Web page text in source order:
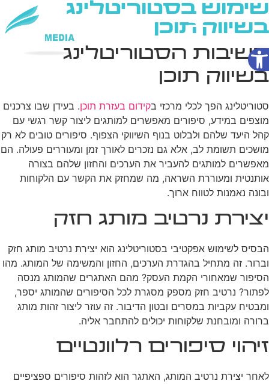
פתח סרגל נגישות
שימוש בסטוריטלינג
בשיווק תוכן
חשיבות הסטוריטלינג
בשיווק תוכן
סטוריטלינג הפך לכלי מרכזי בקידום בעזרת תוכן. בעידן שבו צרכנים
מוצפים במידע, סיפורים מאפשרים למותגים ליצור קשר רגשי עם
קהל היעד שלהם ולבלוט בנוף השיווקי הצפוף. סיפורים טובים לא רק
מושכים תשומת לב, אלא גם נזכרים לאורך זמן ומעוררים פעולה. הם
מאפשרים למותגים להעביר את הערכים והחזון שלהם בצורה
אותנטית ומעוררת השראה, מה שמחזק את הקשר עם הלקוחות
ובונה נאמנות לטווח ארוך.
יצירת נרטיב מותג חזק
הבסיס לשימוש אפקטיבי בסטוריטלינג הוא יצירת נרטיב מותג חזק
וברור. זה מתחיל בהגדרת הערכים, החזון והמשימה של המותג. מהו
הסיפור שמאחורי הקמת העסק? מהם האתגרים שהמותג מנסה
לפתור? נרטיב חזק מספק מסגרת לכל הסיפורים שהמותג יספר,
ומבטיח עקביות במסרים ובטון הדיבור. זה עוזר ליצור זהות מותג
ברורה ומובחנת שלקוחות יכולים להתחבר אליה.
זיהוי סיפורים רלוונטיים
לאחר יצירת נרטיב המותג, האתגר הוא לזהות סיפורים ספציפיים